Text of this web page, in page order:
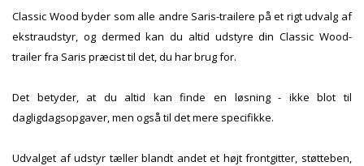
Classic Wood byder som alle andre Saris-trailere på et rigt udvalg af
ekstraudstyr, og dermed kan du altid udstyre din Classic Wood-
trailer fra Saris præcist til det, du har brug for.
Det betyder, at du altid kan finde en løsning - ikke blot til
dagligdagsopgaver, men også til det mere specifikke.
Udvalget af udstyr tæller blandt andet et højt frontgitter, støtteben,